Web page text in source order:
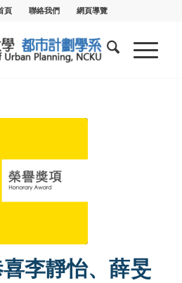
頁 聯絡我們 網頁導覽
喜李靜怡、薛旻